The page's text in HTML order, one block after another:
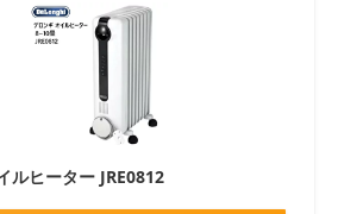
ルヒーター JRE0812